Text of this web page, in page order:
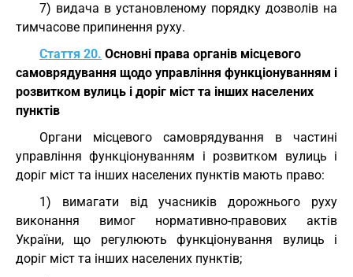
7) видача в установленому порядку дозволів на
тимчасове припинення руху.
Стаття 20. Основні права органів місцевого
самоврядування щодо управління функціонуванням і
розвитком вулиць і доріг міст та інших населених
пунктів
Органи місцевого самоврядування в частині
управління функціонуванням і розвитком вулиць і
доріг міст та інших населених пунктів мають право:
1) вимагати від учасників дорожнього руху
виконання вимог нормативно-правових актів
України, що регулюють функціонування вулиць і
доріг міст та інших населених пунктів;